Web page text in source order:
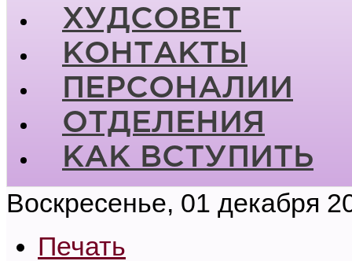
ХУДСОВЕТ
КОНТАКТЫ
ПЕРСОНАЛИИ
ОТДЕЛЕНИЯ
КАК ВСТУПИТЬ
Воскресенье, 01 декабря
Печать